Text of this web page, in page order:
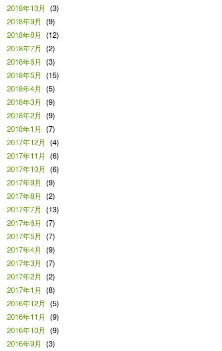
2018年10月
(3)
2018年9月
(9)
2018年8月
(12)
2018年7月
(2)
2018年6月
(3)
2018年5月
(15)
2018年4月
(5)
2018年3月
(9)
2018年2月
(9)
2018年1月
(7)
2017年12月
(4)
2017年11月
(6)
2017年10月
(6)
2017年9月
(9)
2017年8月
(2)
2017年7月
(13)
2017年6月
(7)
2017年5月
(7)
2017年4月
(9)
2017年3月
(7)
2017年2月
(2)
2017年1月
(8)
2016年12月
(5)
2016年11月
(9)
2016年10月
(9)
2016年9月
(3)